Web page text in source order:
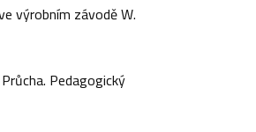
výrobním závodě W.
Pedagogický